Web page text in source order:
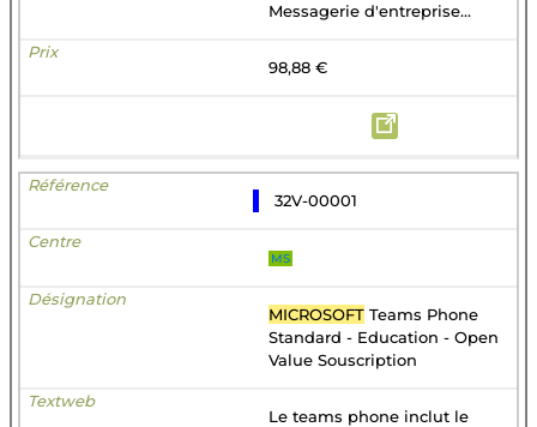
Messagerie d'entreprise...
98,88 €
32V-00001
MS
MICROSOFT Teams Phone
Standard - Education - Open
Value Souscription
Le teams phone inclut le